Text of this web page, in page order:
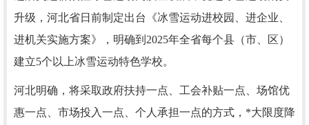
升级，河北省日前制定出台《冰雪运动进校园、进企业、
进机关实施方案》，明确到2025年全省每个县（市、区）
建立5个以上冰雪运动特色学校。
河北明确，将采取政府扶持一点、工会补贴一点、场馆优
惠一点、市场投入一点、个人承担一点的方式，*大限度降